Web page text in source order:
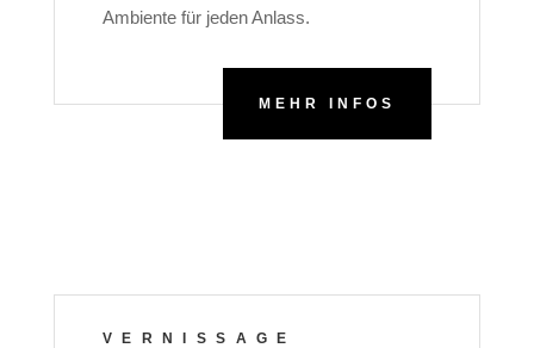
Ambiente für jeden Anlass.
MEHR INFOS
VERNISSAGE